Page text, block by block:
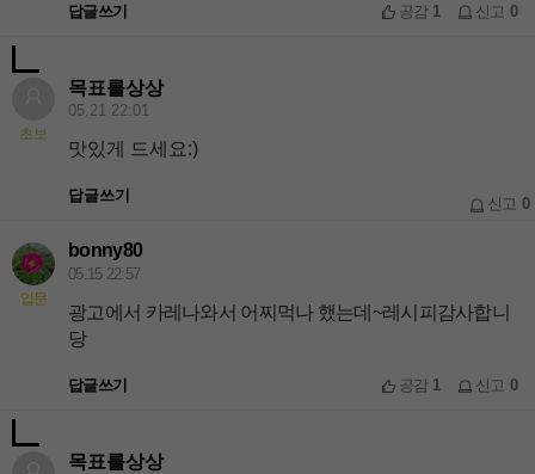
답글쓰기 공감 1 신고 0
초보
목표를상상
05.21 22:01
맛있게 드세요:)
답글쓰기 신고 0
입문
bonny80
05.15 22:57
광고에서 카레나와서 어찌먹나 했는데~레시피감사합니
당
답글쓰기 공감 1 신고 0
목표를상상